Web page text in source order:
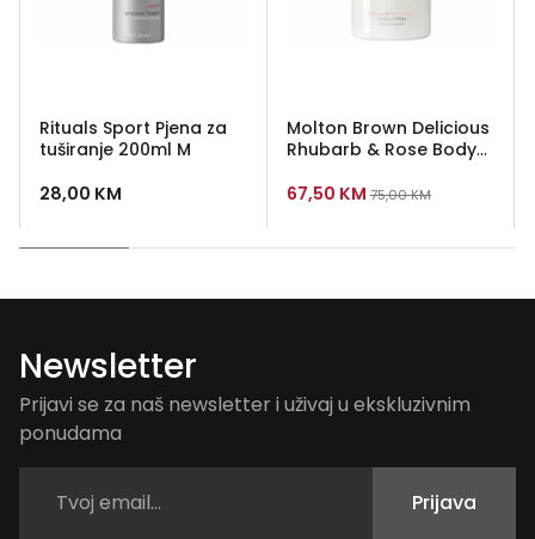
Rituals Sport Pjena za
tuširanje 200ml M
28,00 KM
Molton Brown Delicious
Rhubarb & Rose Body
67,50 KM 75,00KM
Newsletter
Prijavi se za naš newsletter i uživaj u ekskluzivnim
ponudama
Prijava